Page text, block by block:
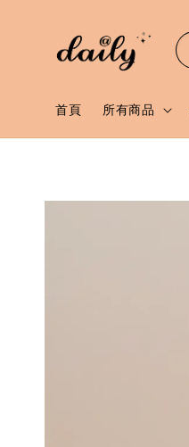
首頁 所有商品